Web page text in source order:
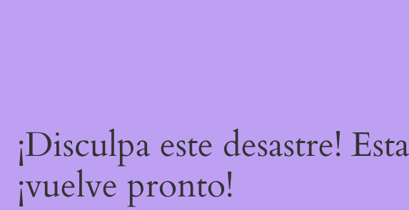
¡Disculpa este desastre!
¡vuelve pronto!